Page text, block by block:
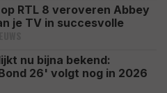
RTL 8 veroveren Abbey
je TV in succesvolle
nu bijna bekend:
26' volgt nog in 2026